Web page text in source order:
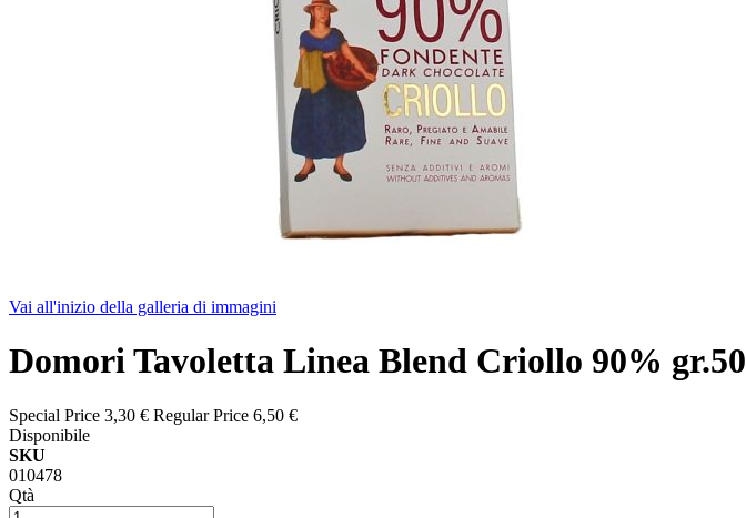
Vai all'inizio della galleria di immagini
Domori Tavoletta Linea Blend Criollo 90% gr.50
Special Price 3,30 € Regular Price 6,50 €
Disponibile
SKU
010478
Qtà